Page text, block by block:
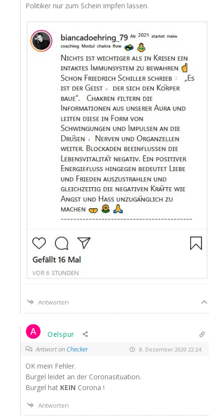
Poli­ti­ker nur zum Schein imp­fen lassen.
Antworten
Oelspur
Antwort an Checker 8. Dezember 2020 22:24
OK mein Fehler.
Bur­gel lei­det an der Coronasituation.
Bur­gel hat KEIN Coro­na !
Antworten